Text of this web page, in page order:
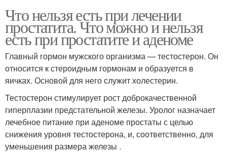
Что нельзя есть при лечении
простатита. Что можно и нельзя
есть при простатите и аденоме
Главный гормон мужского организма — тестостерон. Он
относится к стероидным гормонам и образуется в
яичках. Основой для него служит холестерин.
Тестостерон стимулирует рост доброкачественной
гиперплазии предстательной железы. Уролог назначает
лечебное питание при аденоме простаты с целью
снижения уровня тестостерона, и, соответственно, для
уменьшения размера железы .